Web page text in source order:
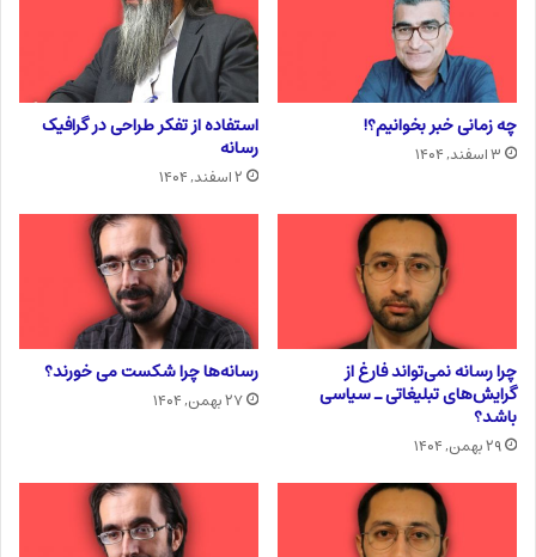
چه زمانی خبر بخوانیم؟!
۳ اسفند, ۱۴۰۴
استفاده از تفکر طراحی در گرافیک
رسانه
۲ اسفند, ۱۴۰۴
چرا رسانه نمی‌تواند فارغ از
گرایش‌های تبلیغاتی ـ سیاسی
باشد؟
۲۹ بهمن, ۱۴۰۴
رسانه‌ها چرا شکست می خورند؟
۲۷ بهمن, ۱۴۰۴